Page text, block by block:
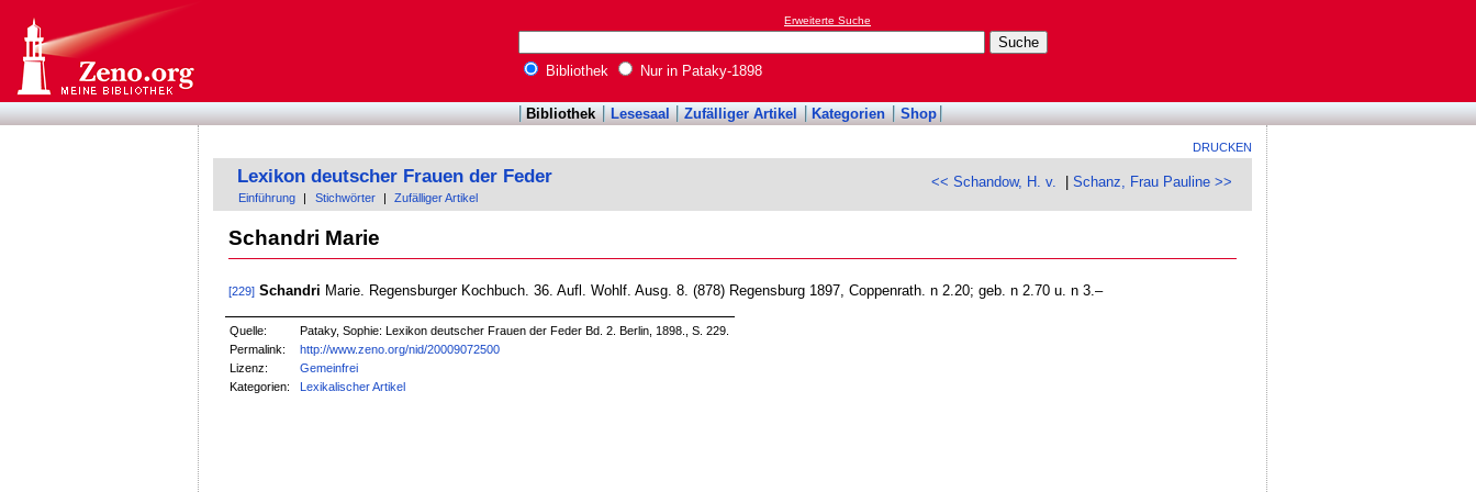
Erweiterte Suche
Bibliothek Nur in Pataky-1898
Bibliothek Lesesaal Zufälliger Artikel Kategorien Shop
DRUCKEN
<< Schandow, H. v. |Schanz, Frau Pauline >>
Lexikon deutscher Frauen der Feder
Einführung Stichwörter Zufälliger Artikel
Schandri Marie
[229] Schandri Marie. Regensburger Kochbuch. 36. Aufl. Wohlf. Ausg. 8. (878) Regensburg 1897, Coppenrath. n 2.20; geb. n 2.70 u. n 3.–
Quelle:
Pataky, Sophie: Lexikon deutscher Frauen der Feder Bd. 2. Berlin, 1898., S. 229.
Permalink:
http://www.zeno.org/nid/20009072500
Lizenz:
Gemeinfrei
Kategorien:
Lexikalischer Artikel